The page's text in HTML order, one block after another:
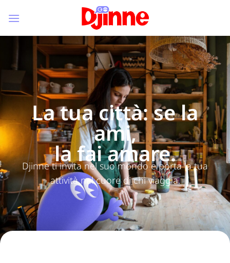
La tua città: se la
ami,
la fai amare.
Djinne ti invita nel suo mondo e porta la tua
attività nel cuore di chi viaggia.